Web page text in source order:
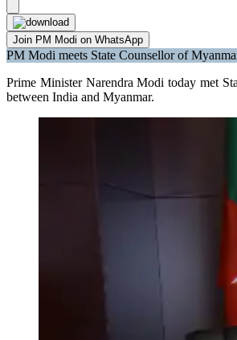
Join PM Modi on WhatsApp
PM Modi meets State Counsellor of
Prime Minister Narendra Modi today met
between India and Myanmar.